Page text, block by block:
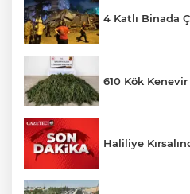
4 Katlı Binada
610 Kök
Haliliye